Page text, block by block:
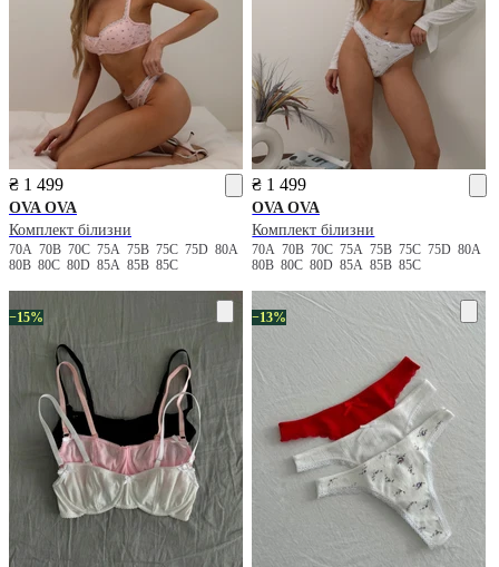
₴ 1 499
OVA OVA
Комплект білизни
70A 70B 70C 75A 75B 75C 75D 80A
80B 80C 80D 85A 85B 85C
₴ 1 499
OVA OVA
Комплект білизни
70A70B70C75A75B75C75D80A
80B80C80D85A85B85C
−15% −13%